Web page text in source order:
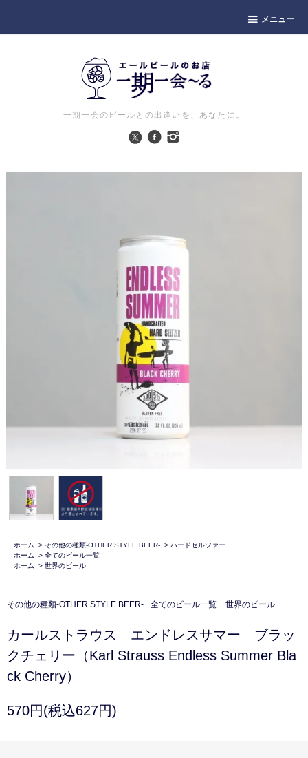
メニュー
一期一会のビールとの出逢いを、あなたに。
ホーム > その他の種類-OTHER STYLE BEER- > ハードセルツァー
ホーム
> 全てのビール一覧
ホーム
> 世界のビール
その他の種類-OTHER STYLE BEER- 全てのビール一覧 世界のビール
カールストラウス エンドレスサマー ブラッ
クチェリー（Karl Strauss Endless Summer Bla
ck Cherry）
570円(税込627円)